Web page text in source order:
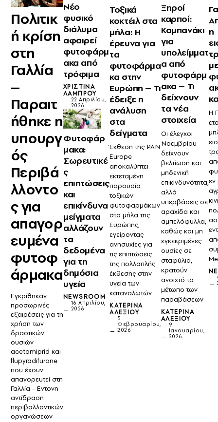
Πολιτικ
ή κρίση
στη
Γαλλία
–
Παραιτ
ήθηκε η
υπουργ
ός
Περιβά
λλοντο
ς για
απαγορ
ευμένα
φυτοφ
άρμακα
Εγκρίθηκαν
προσωρινές
εξαιρέσεις για τη
χρήση των
δραστικών
ουσιών
acetamiprid και
flupyradifurone
που έχουν
απαγορευτεί στη
Γαλλία - Εντονη
αντίδραση
περιβαλλοντικών
οργανώσεων
Νέο
φυσικό
διάλυμα
αφαιρεί
φυτοφάρμ
ακα από
τρόφιμα
ΧΡΙΣΤΊΝΑ
ΛΆΜΠΡΟΥ
22 Απριλίου,
2026
Φυτοφάρ
μακα:
Σωρευτικέ
ς
επιπτώσεις
και
επικίνδυνα
μείγματα
αλλάζουν
τα
δεδομένα
για τη
δημόσια
υγεία
NEWSROOM
16 Απριλίου,
2026
Τοξικά
κοκτέιλ στα
μήλα: Η
έρευνα για
τα
φυτοφάρμα
κα στην
Ευρώπη – Τι
έδειξε η
ανάλυση
στα
δείγματα
Έκθεση της PAN
Europe
αποκαλύπτει
εκτεταμένη
παρουσία
τοξικών
φυτοφαρμάκων
στα μήλα της
Ευρώπης,
εγείροντας
ανησυχίες για
τις επιπτώσεις
της πολλαπλής
έκθεσης στην
υγεία των
καταναλωτών
ΚΑΤΕΡΊΝΑ
ΑΛΕΞΊΟΥ
5
Φεβρουαρίου,
2026
Ξηροί
καρποί:
Καμπανάκι
για
υπολείμματ
α από
φυτοφάρμ
ακα – Τι
δείχνουν
τα νέα
στοιχεία
Οι έλεγχοι
Νοεμβρίου
δείχνουν
βελτίωση και
μηδενική
επικινδυνότητα,
αλλά
υπερβάσεις σε
αραχίδα και
αμπελόφυλλα,
καθώς και μη
εγκεκριμένες
ουσίες σε
σταφύλια,
κρατούν
ανοιχτό το
μέτωπο των
παραβάσεων
ΚΑΤΕΡΊΝΑ
ΑΛΕΞΊΟΥ
9
Ιανουαρίου,
2026
η
Η